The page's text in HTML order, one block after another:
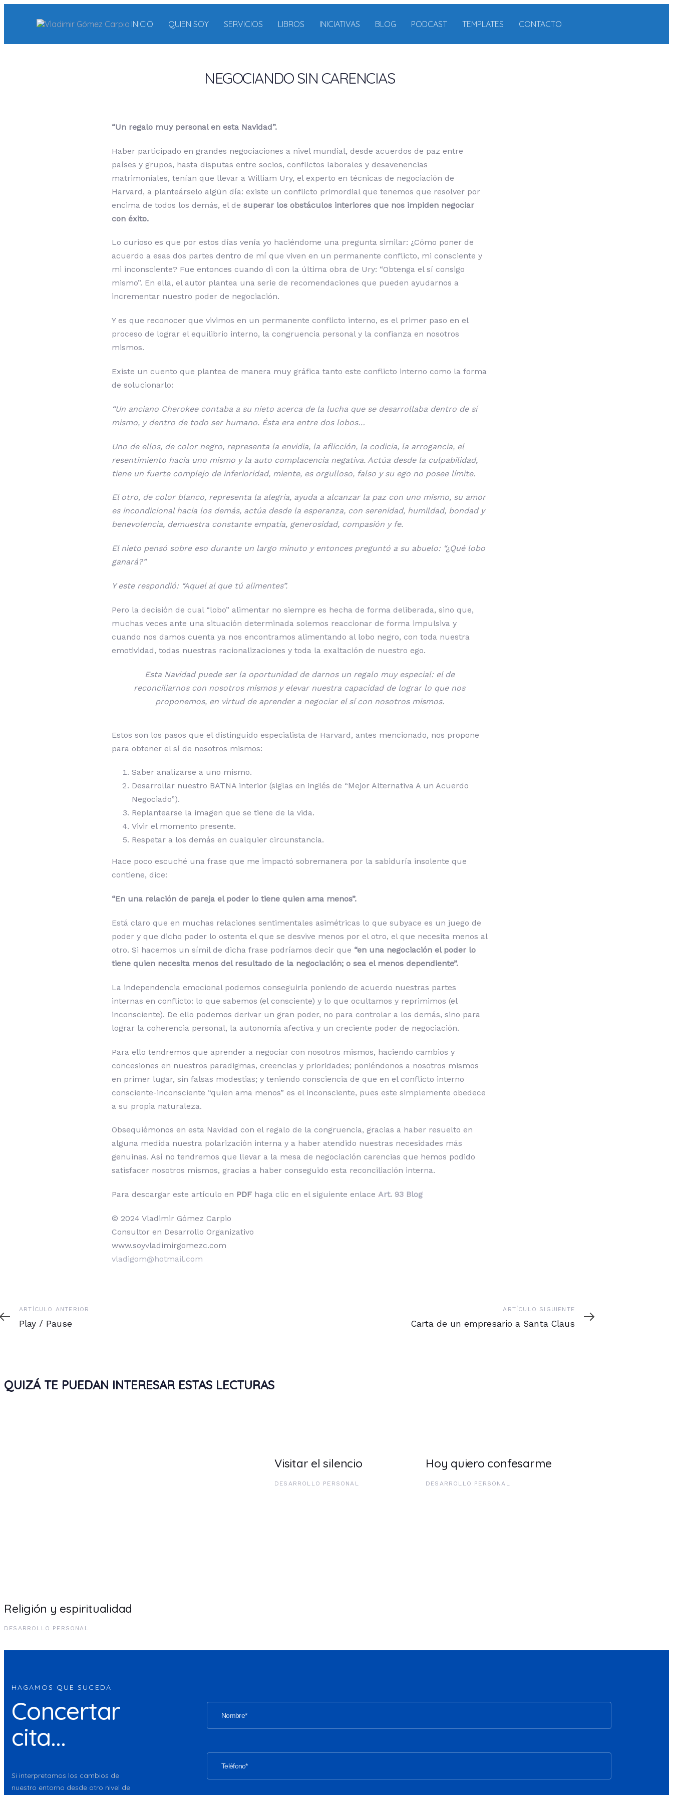
Skip
Skip
INICIO QUIEN SOY SERVICIOS LIBROS INICIATIVAS BLOG PODCAST TEMPLATES CONTACTO
NEGOCIANDO SIN CARENCIAS
“Un regalo muy personal en esta Navidad”.
Haber participado en grandes negociaciones a nivel mundial, desde acuerdos de paz entre
países y grupos, hasta disputas entre socios, conflictos laborales y desavenencias
matrimoniales, tenían que llevar a William Ury, el experto en técnicas de negociación de
Harvard, a planteárselo algún día: existe un conflicto primordial que tenemos que resolver por
encima de todos los demás, el de superar los obstáculos interiores que nos impiden negociar
con éxito.
Lo curioso es que por estos días venía yo haciéndome una pregunta similar: ¿Cómo poner de
acuerdo a esas dos partes dentro de mí que viven en un permanente conflicto, mi consciente y
mi inconsciente? Fue entonces cuando di con la última obra de Ury: “Obtenga el sí consigo
mismo”. En ella, el autor plantea una serie de recomendaciones que pueden ayudarnos a
incrementar nuestro poder de negociación.
Y es que reconocer que vivimos en un permanente conflicto interno, es el primer paso en el
proceso de lograr el equilibrio interno, la congruencia personal y la confianza en nosotros
mismos.
Existe un cuento que plantea de manera muy gráfica tanto este conflicto interno como la forma
de solucionarlo:
“Un anciano Cherokee contaba a su nieto acerca de la lucha que se desarrollaba dentro de sí
mismo, y dentro de todo ser humano. Ésta era entre dos lobos…
Uno de ellos, de color negro, representa la envidia, la aflicción, la codicia, la arrogancia, el
resentimiento hacia uno mismo y la auto complacencia negativa. Actúa desde la culpabilidad,
tiene un fuerte complejo de inferioridad, miente, es orgulloso, falso y su ego no posee límite.
El otro, de color blanco, representa la alegría, ayuda a alcanzar la paz con uno mismo, su amor
es incondicional hacia los demás, actúa desde la esperanza, con serenidad, humildad, bondad y
benevolencia, demuestra constante empatía, generosidad, compasión y fe.
El nieto pensó sobre eso durante un largo minuto y entonces preguntó a su abuelo: “¿Qué lobo
ganará?”
Y este respondió: “Aquel al que tú alimentes”.
Pero la decisión de cual “lobo” alimentar no siempre es hecha de forma deliberada, sino que,
muchas veces ante una situación determinada solemos reaccionar de forma impulsiva y
cuando nos damos cuenta ya nos encontramos alimentando al lobo negro, con toda nuestra
emotividad, todas nuestras racionalizaciones y toda la exaltación de nuestro ego.
Esta Navidad puede ser la oportunidad de darnos un regalo muy especial: el de
reconciliarnos con nosotros mismos y elevar nuestra capacidad de lograr lo que nos
proponemos, en virtud de aprender a negociar el sí con nosotros mismos.
Estos son los pasos que el distinguido especialista de Harvard, antes mencionado, nos propone
para obtener el sí de nosotros mismos:
Saber analizarse a uno mismo.
Desarrollar nuestro BATNA interior (siglas en inglés de “Mejor Alternativa A un Acuerdo
Negociado”).
Replantearse la imagen que se tiene de la vida.
Vivir el momento presente.
Respetar a los demás en cualquier circunstancia.
Hace poco escuché una frase que me impactó sobremanera por la sabiduría insolente que
contiene, dice:
“En una relación de pareja el poder lo tiene quien ama menos”.
Está claro que en muchas relaciones sentimentales asimétricas lo que subyace es un juego de
poder y que dicho poder lo ostenta el que se desvive menos por el otro, el que necesita menos al
otro. Si hacemos un símil de dicha frase podríamos decir que “en una negociación el poder lo
tiene quien necesita menos del resultado de la negociación; o sea el menos dependiente”.
La independencia emocional podemos conseguirla poniendo de acuerdo nuestras partes
internas en conflicto: lo que sabemos (el consciente) y lo que ocultamos y reprimimos (el
inconsciente). De ello podemos derivar un gran poder, no para controlar a los demás, sino para
lograr la coherencia personal, la autonomía afectiva y un creciente poder de negociación.
Para ello tendremos que aprender a negociar con nosotros mismos, haciendo cambios y
concesiones en nuestros paradigmas, creencias y prioridades; poniéndonos a nosotros mismos
en primer lugar, sin falsas modestias; y teniendo consciencia de que en el conflicto interno
consciente-inconsciente “quien ama menos” es el inconsciente, pues este simplemente obedece
a su propia naturaleza.
Obsequiémonos en esta Navidad con el regalo de la congruencia, gracias a haber resuelto en
alguna medida nuestra polarización interna y a haber atendido nuestras necesidades más
genuinas. Así no tendremos que llevar a la mesa de negociación carencias que hemos podido
satisfacer nosotros mismos, gracias a haber conseguido esta reconciliación interna.
Para descargar este artículo en PDF haga clic en el siguiente enlace Art. 93 Blog
© 2024 Vladimir Gómez Carpio
Consultor en Desarrollo Organizativo
www.soyvladimirgomezc.com
vladigom@hotmail.com
Artículo
anterior
ARTÍCULO ANTERIOR
Play / Pause
siguiente
ARTÍCULO SIGUIENTE
Carta de un empresario a Santa Claus
QUIZÁ TE PUEDAN INTERESAR ESTAS LECTURAS
Visitar el silencio
DESARROLLO PERSONAL
Hoy quiero confesarme
DESARROLLO PERSONAL
Religión y espiritualidad
DESARROLLO PERSONAL
HAGAMOS QUE SUCEDA
Concertar
cita...
Si interpretamos los cambios de
nuestro entorno desde otro nivel de